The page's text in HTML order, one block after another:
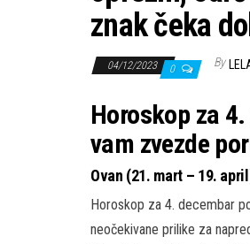
znak čeka
04/12/2023 0 By
Horoskop za
vam zvezde
Ovan (21. mart – 19.
Horoskop za 4. decembar
neočekivane prilike za